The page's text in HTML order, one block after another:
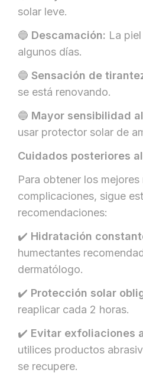
solar leve.
🔵 Descamación: La
algunos días.
🔵 Sensación de
se está renovando.
🔵 Mayor sensibilidad
usar protector solar de
Cuidados posteriores
Para obtener los
complicaciones, sigue
recomendaciones:
✔️ Hidratación
humectantes
dermatólogo.
✔️ Protección solar
reaplicar cada 2 horas.
✔️ Evitar exfoliaciones
utilices productos
se recupere.